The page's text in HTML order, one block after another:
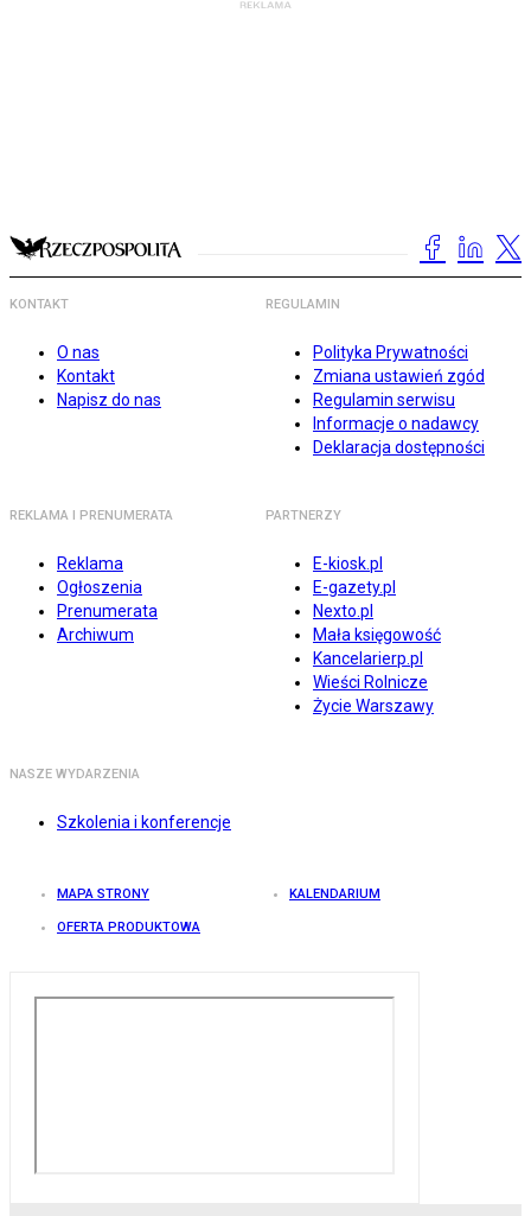
KONTAKT
O nas
Kontakt
Napisz do nas
REGULAMIN
Polityka Prywatności
Zmiana ustawień zgód
Regulamin serwisu
Informacje o nadawcy
Deklaracja dostępności
REKLAMA I PRENUMERATA
Reklama
Ogłoszenia
Prenumerata
Archiwum
PARTNERZY
E-kiosk.pl
E-gazety.pl
Nexto.pl
Mała księgowość
Kancelarierp.pl
Wieści Rolnicze
Życie Warszawy
NASZE WYDARZENIA
Szkolenia i konferencje
MAPA STRONY KALENDARIUM
OFERTA PRODUKTOWA